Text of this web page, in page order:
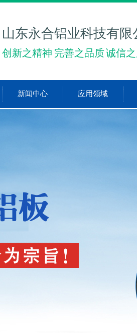
山东永合铝业科技有限
创新之精神 完善之品质 诚信
新闻中心 应用领域